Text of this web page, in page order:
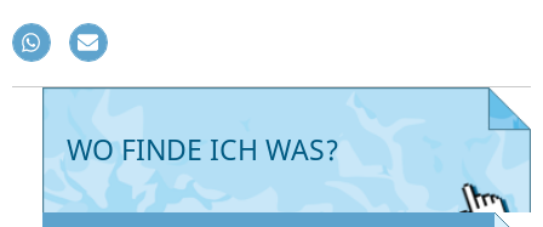
WO FINDE ICH WAS?